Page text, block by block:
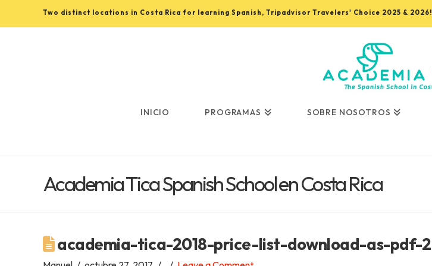
Two distinct locations in Costa Rica for learning Spanish, Tripadvisor Travelers' Choice 2025 & 2026!
Rica
with
INICIO PROGRAMAS SOBRE NOSOTROS
Academia Tica Spanish School en Costa Rica
academia-tica-2018-price-list-download-as-pdf-2